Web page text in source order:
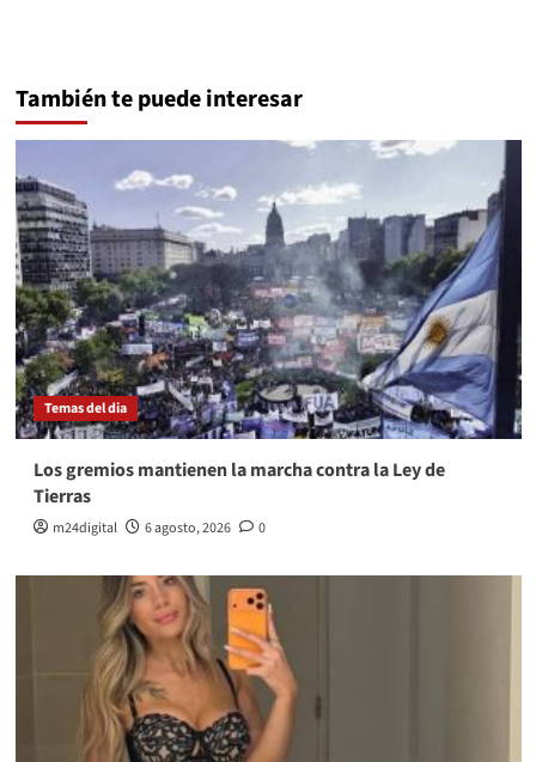
También te puede interesar
Temas del dia
Los gremios mantienen la marcha contra la Ley de
Tierras
m24digital 6 agosto, 2026 0